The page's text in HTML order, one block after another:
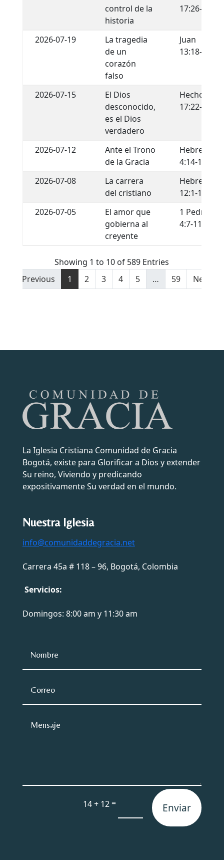
control de la
historia
17:26-29
2026-07-19
La tragedia
de un
corazón
falso
Juan
13:18-22
2026-07-15
El Dios
desconocido,
es el Dios
verdadero
Hechos
17:22-34
2026-07-12
Ante el Trono
de la Gracia
Hebreos
4:14-16
2026-07-08
La carrera
del cristiano
Hebreos
12:1-13
2026-07-05
El amor que
gobierna al
creyente
1 Pedro
4:7-11
Showing 1 to 10 of 589 Entries
Previous
1 2 3 4 5 … 59 Next
La Iglesia Cristiana Comunidad de Gracia
Bogotá, existe para Glorificar a Dios y extender
Su reino, Viviendo y predicando
expositivamente Su verdad en el mundo.
Nuestra Iglesia
info@comunidaddegracia.net
Carrera 45a # 118 – 96, Bogotá, Colombia
Servicios:
Domingos: 8:00 am y 11:30 am
14 + 12= Enviar